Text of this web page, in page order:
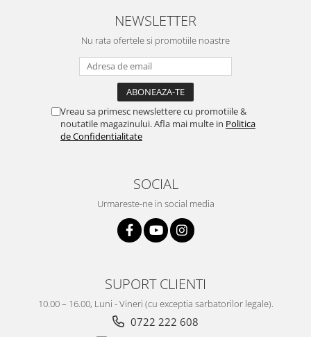
NEWSLETTER
Nu rata ofertele si promotiile noastre
Vreau sa primesc newslettere cu promotiile &
noutatile magazinului. Afla mai multe in Politica
de Confidentialitate
SOCIAL
Urmareste-ne in social media
SUPORT CLIENTI
10.00 – 16.00, Luni - Vineri (cu exceptia sarbatorilor legale).
0722 222 608